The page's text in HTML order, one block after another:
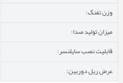
وزن تفنگ:
میزان تولید صدا:
قابلیت نصب سایلنسر:
عرض ریل دوربین: